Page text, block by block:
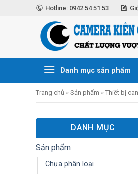
Hotline: 0942 54 51 53
Danh mục sản phẩm
Trang chủ » Sản phẩm » Thiết bị
DANH MỤC
Sản phẩm
Chưa phân loại